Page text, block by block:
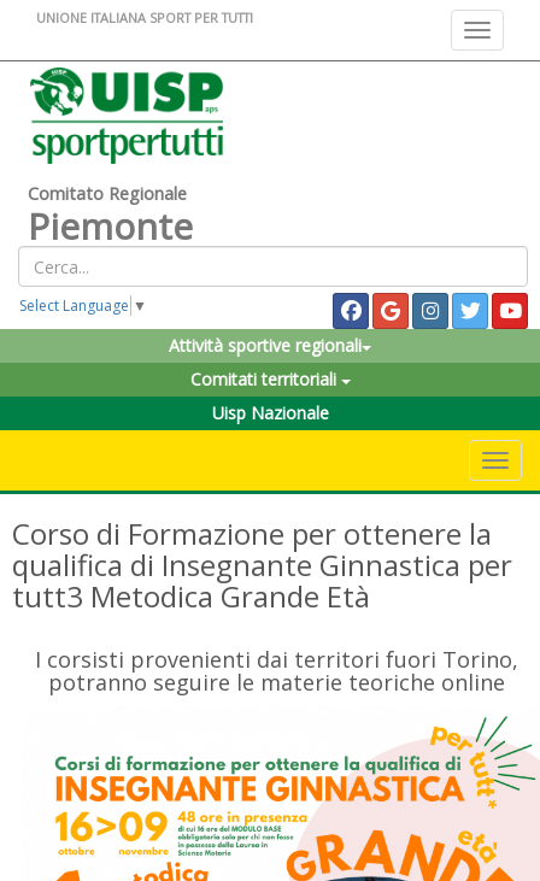
Toggle
UNIONE ITALIANA SPORT PER TUTTI
Comitato Regionale
Piemonte
Select Language ▼
Attività sportive regionali
Comitati territoriali
Uisp Nazionale
Corso di Formazione per ottenere la
qualifica di Insegnante Ginnastica per
tutt3 Metodica Grande Età
I corsisti provenienti dai territori fuori Torino,
potranno seguire le materie teoriche online